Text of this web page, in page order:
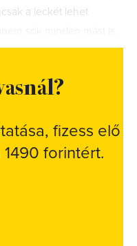
a leckét lehet
fizess elő
forintért.